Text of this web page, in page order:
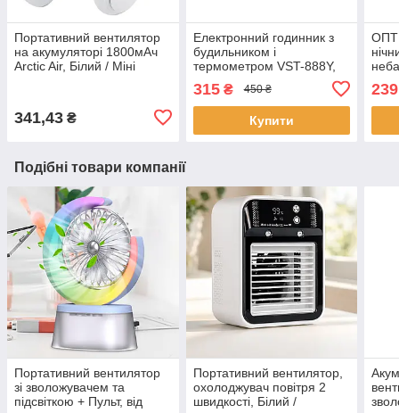
Портативний вентилятор
на акумуляторі 1800мАч
Arctic Air, Білий / Міні
341,43 ₴
Електронний годинник з
будильником і
термометром VST-888Y,
Дзеркальний годинник із
зеленим LED
315₴ 450 ₴
Купити
ОПТ
Подібні товари компанії
Портативний вентилятор
зі зволожувачем та
підсвіткою + Пульт, від
Портативний вентилятор,
охолоджувач повітря 2
швидкості, Білий /